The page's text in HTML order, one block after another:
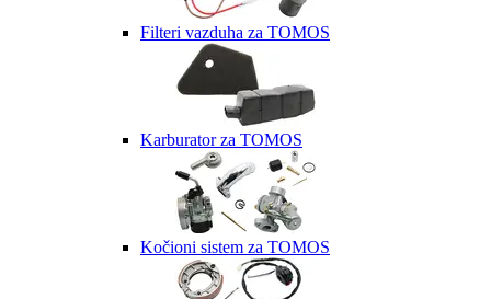
Filteri vazduha za TOMOS
Karburator za TOMOS
Kočioni sistem za TOMOS